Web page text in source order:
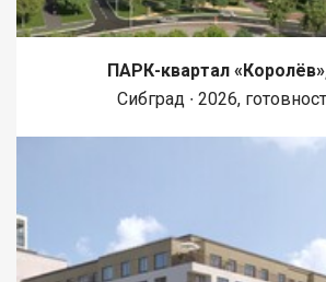
ПАРК-квартал
Сибград ∙ 2026,